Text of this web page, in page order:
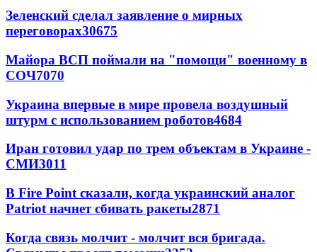
Зеленский сделал заявление о мирных
переговорах30675
Майора ВСП поймали на "помощи" военному в
СОЧ7070
Украина впервые в мире провела воздушный
штурм с использованием роботов4684
Иран готовил удар по трем объектам в Украине -
СМИ3011
В Fire Point сказали, когда украинский аналог
Patriot начнет сбивать ракеты2871
Когда связь молчит - молчит вся бригада.